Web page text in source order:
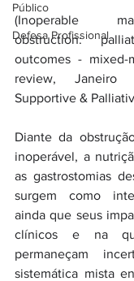
Público
Defesa Profissional
(Inoperable
obstruction:
outcomes - mixed-
review,
Supportive &
Diante da
inoperável, a
as gastrostomias
surgem como
ainda que seus
clínicos e na
permaneçam
sistemática mista